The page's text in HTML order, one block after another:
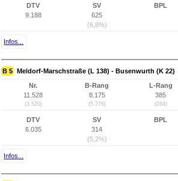
DTV
9.188
SV
625
(6,8%)
BPL
Infos...
B 5 Meldorf-Marschstraße (L 138) - Busenwurth (K 22)
Nr.
11.528
(3.520)
B-Rang
8.175
(5.776)
L-Rang
385
(284)
DTV
6.035
SV
314
(5,2%)
BPL
Infos...